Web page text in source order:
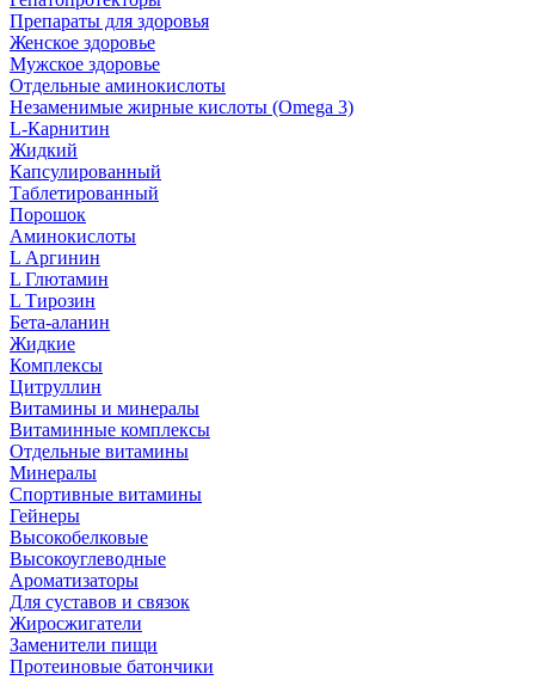
Препараты для здоровья
Женское здоровье
Мужское здоровье
Отдельные аминокислоты
Незаменимые жирные кислоты (Omega 3)
L-Карнитин
Жидкий
Капсулированный
Таблетированный
Порошок
Аминокислоты
L Аргинин
L Глютамин
L Тирозин
Бета-аланин
Жидкие
Комплексы
Цитруллин
Витамины и минералы
Витаминные комплексы
Отдельные витамины
Минералы
Спортивные витамины
Гейнеры
Высокобелковые
Высокоуглеводные
Ароматизаторы
Для суставов и связок
Жиросжигатели
Заменители пищи
Протеиновые батончики